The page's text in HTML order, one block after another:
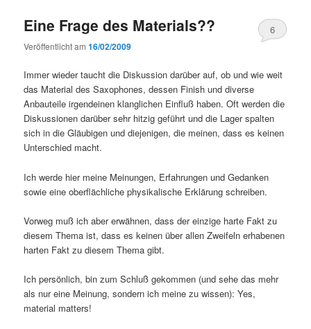
Eine Frage des Materials??
Veröffentlicht am16/02/2009
6
Immer wieder taucht die Diskussion darüber auf, ob und wie weit
das Material des Saxophones, dessen Finish und diverse
Anbauteile irgendeinen klanglichen Einfluß haben. Oft werden die
Diskussionen darüber sehr hitzig geführt und die Lager spalten
sich in die Gläubigen und diejenigen, die meinen, dass es keinen
Unterschied macht.
Ich werde hier meine Meinungen, Erfahrungen und Gedanken
sowie eine oberflächliche physikalische Erklärung schreiben.
Vorweg muß ich aber erwähnen, dass der einzige harte Fakt zu
diesem Thema ist, dass es keinen über allen Zweifeln erhabenen
harten Fakt zu diesem Thema gibt.
Ich persönlich, bin zum Schluß gekommen (und sehe das mehr
als nur eine Meinung, sondern ich meine zu wissen): Yes,
material matters!